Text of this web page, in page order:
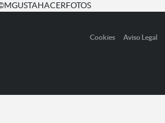
Cookies Aviso Legal